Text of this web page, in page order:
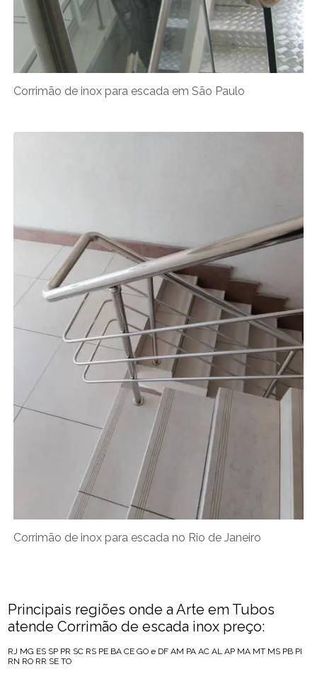
Corrimão de inox para escada em São Paulo
Corrimão de inox para escada no Rio de Janeiro
Principais regiões onde a Arte em Tubos
atende Corrimão de escada inox preço:
RJ MG ES SP PR SC RS PE BA CE GO e DF AM PA AC AL AP MA MT MS PB PI
RN RO RR SE TO